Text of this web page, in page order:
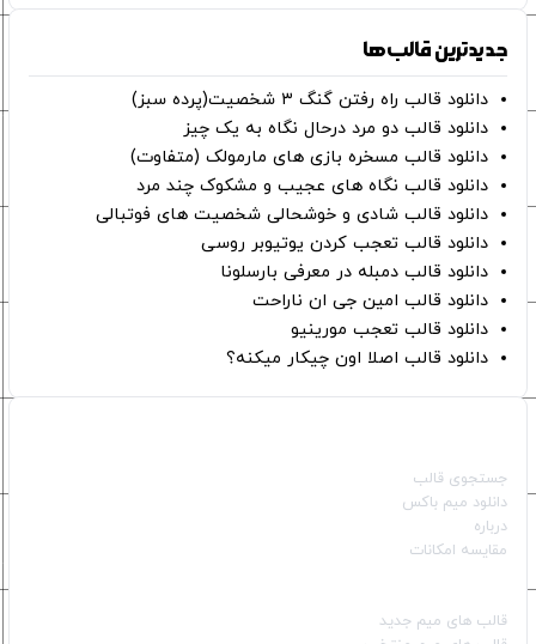
جدیدترین قالب‌ها
دانلود قالب راه رفتن گنگ ۳ شخصیت(پرده سبز)
دانلود قالب دو مرد درحال نگاه به یک چیز
دانلود قالب مسخره بازی های مارمولک (متفاوت)
دانلود قالب نگاه های عجیب و مشکوک چند مرد
دانلود قالب شادی و خوشحالی شخصیت های فوتبالی
دانلود قالب تعجب کردن یوتیوبر روسی
دانلود قالب دمبله در معرفی بارسلونا
دانلود قالب امین جی ان ناراحت
دانلود قالب تعجب مورینیو
دانلود قالب اصلا اون چیکار میکنه؟
جستجوی قالب
دانلود میم باکس
درباره
مقایسه امکانات
قالب‌ های میم جدید